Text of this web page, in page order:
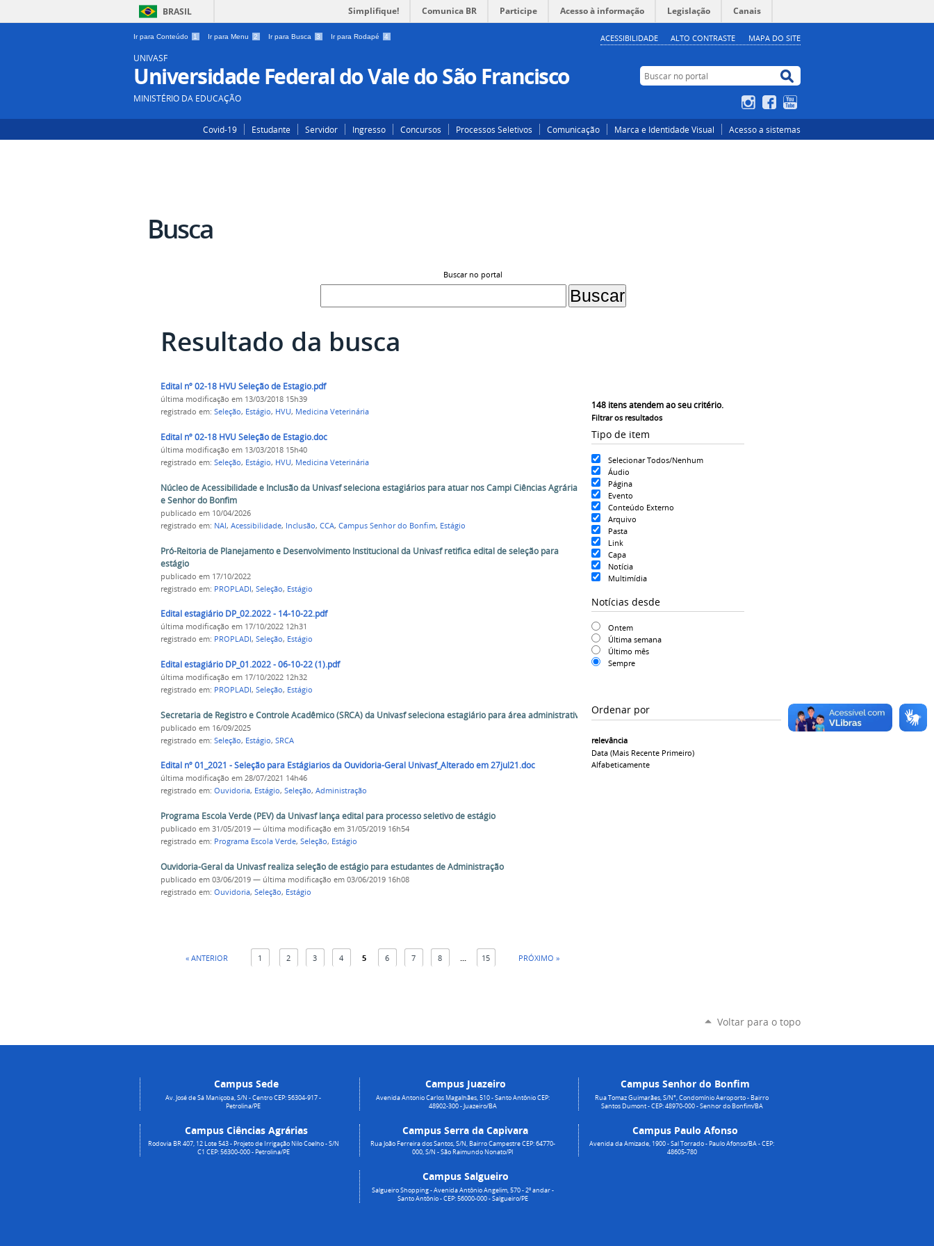
BRASIL Simplifique! Comunica BR Participe Acesso à informação Legislação Canais
Ir para Conteúdo 1 Ir para Menu 2 Ir para Busca 3 Ir para Rodapé 4 ACESSIBILIDADE ALTO CONTRASTE MAPA DO SITE
UNIVASF
Universidade Federal do Vale do São Francisco
MINISTÉRIO DA EDUCAÇÃO
Buscar no portal
Buscar no portal
InstagramFacebook
Covid-19 Estudante Servidor Ingresso Concursos Processos Seletivos Comunicação Marca e Identidade Visual Acesso a sistemas
Busca
Buscar no portal
Resultado da busca
148itens atendem ao seu critério.
Filtrar os resultados
Tipo de item
Selecionar Todos/Nenhum
Áudio
Página
Evento
Conteúdo Externo
Arquivo
Pasta
Link
Capa
Notícia
Multimídia
Notícias desde
Ontem
Última semana
Último mês
Sempre
Ordenar por
relevância
Data (mais Recente Primeiro)
Alfabeticamente
Edital nº 02-18 HVU Seleção de Estagio.pdf
última modificação em 13/03/2018 15h39
registrado em: Seleção, Estágio, HVU, Medicina Veterinária
Edital nº 02-18 HVU Seleção de Estagio.doc
última modificação em 13/03/2018 15h40
registrado em: Seleção, Estágio, HVU, Medicina Veterinária
Núcleo de Acessibilidade e Inclusão da Univasf seleciona estagiários para atuar nos Campi Ciências Agrárias
e Senhor do Bonfim
publicado em 10/04/2026
registrado em: NAI, Acessibilidade, Inclusão, CCA, Campus Senhor do Bonfim, Estágio
Pró-Reitoria de Planejamento e Desenvolvimento Institucional da Univasf retifica edital de seleção para
estágio
publicado em 17/10/2022
registrado em: PROPLADI, Seleção, Estágio
Edital estagiário DP_02.2022 - 14-10-22.pdf
última modificação em 17/10/2022 12h31
registrado em: PROPLADI, Seleção, Estágio
Edital estagiário DP_01.2022 - 06-10-22 (1).pdf
última modificação em 17/10/2022 12h32
registrado em: PROPLADI, Seleção, Estágio
Secretaria de Registro e Controle Acadêmico (SRCA) da Univasf seleciona estagiário para área administrativa
publicado em 16/09/2025
registrado em: Seleção, Estágio, SRCA
Edital nº 01_2021 - Seleção para Estágiarios da Ouvidoria-Geral Univasf_Alterado em 27jul21.doc
última modificação em 28/07/2021 14h46
registrado em: Ouvidoria, Estágio, Seleção, Administração
Programa Escola Verde (PEV) da Univasf lança edital para processo seletivo de estágio
publicado em 31/05/2019 — última modificação em 31/05/2019 16h54
registrado em: Programa Escola Verde, Seleção, Estágio
Ouvidoria-Geral da Univasf realiza seleção de estágio para estudantes de Administração
publicado em 03/06/2019 — última modificação em 03/06/2019 16h08
registrado em: Ouvidoria, Seleção, Estágio
« ANTERIOR 1 2 3 4 5 6 7 8 15 PRÓXIMO »
Voltar para o topo
Campus Sede
Av. José de Sá Maniçoba, S/N - Centro CEP: 56304-917 -
Petrolina/PE
Campus Ciências Agrárias
Rodovia BR 407, 12 Lote 543 - Projeto de Irrigação Nilo Coelho - S/N
C1 CEP: 56300-000 - Petrolina/PE
Campus Juazeiro
Avenida Antonio Carlos Magalhães, 510 - Santo Antônio CEP:
48902-300 - Juazeiro/BA
Campus Serra da Capivara
Rua João Ferreira dos Santos, S/N, Bairro Campestre CEP: 64770-
000, S/N - São Raimundo Nonato/PI
Campus Salgueiro
Salgueiro Shopping - Avenida Antônio Angelim, 570 - 2º andar -
Santo Antônio - CEP: 56000-000 - Salgueiro/PE
Campus Senhor do Bonfim
Rua Tomaz Guimarães, S/N°, Condomínio Aeroporto - Bairro
Santos Dumont - CEP: 48970-000 - Senhor do Bonfim/BA
Campus Paulo Afonso
Avenida da Amizade, 1900 - Sal Torrado - Paulo Afonso/BA - CEP:
48605-780